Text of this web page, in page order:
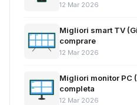
12 Mar 2026
Migliori smart TV
comprare
12 Mar 2026
Migliori monitor PC
completa
12 Mar 2026